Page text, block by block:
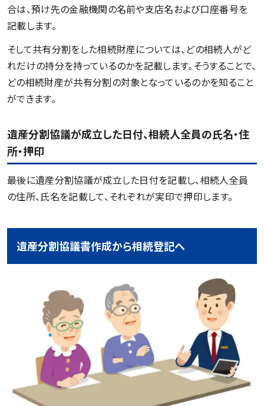
合は、預け先の金融機関の名前や支店名および口座番号を
記載します。
そして共有分割をした相続財産については、どの相続人がど
れだけの持分を持っているのかを記載します。そうすることで、
どの相続財産が共有分割の対象となっているのかを知ること
ができます。
遺産分割協議が成立した日付、相続人全員の氏名・住
所・押印
最後に遺産分割協議が成立した日付を記載し、相続人全員
の住所、氏名を記載して、それぞれが実印で押印します。
遺産分割協議書作成から相続登記へ